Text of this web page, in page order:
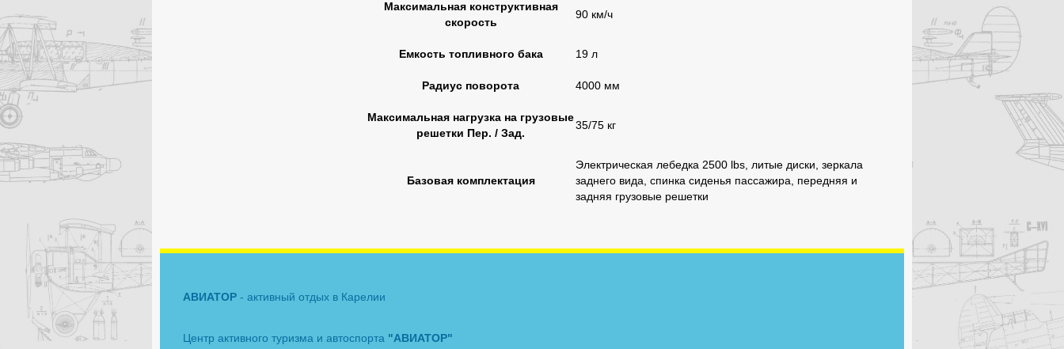
Максимальная конструктивная
скорость
90 км/ч
Емкость топливного бака 19 л
Радиус поворота 4000 мм
Максимальная нагрузка на грузовые
решетки Пер. / Зад.
35/75 кг
Базовая комплектация
Электрическая лебедка 2500 lbs, литые диски, зеркала
заднего вида, спинка сиденья пассажира, передняя и
задняя грузовые решетки
АВИАТОР - активный отдых в Карелии
Центр активного туризма и автоспорта "АВИАТОР"